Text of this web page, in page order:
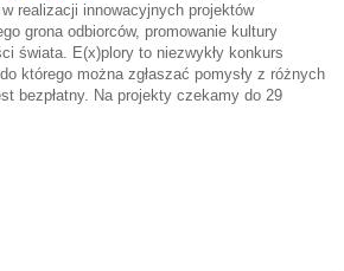
realizacji innowacyjnych projektów
grona odbiorców, promowanie kultury
świata. E(x)plory to niezwykły konkurs
którego można zgłaszać pomysły z różnych
bezpłatny. Na projekty czekamy do 29